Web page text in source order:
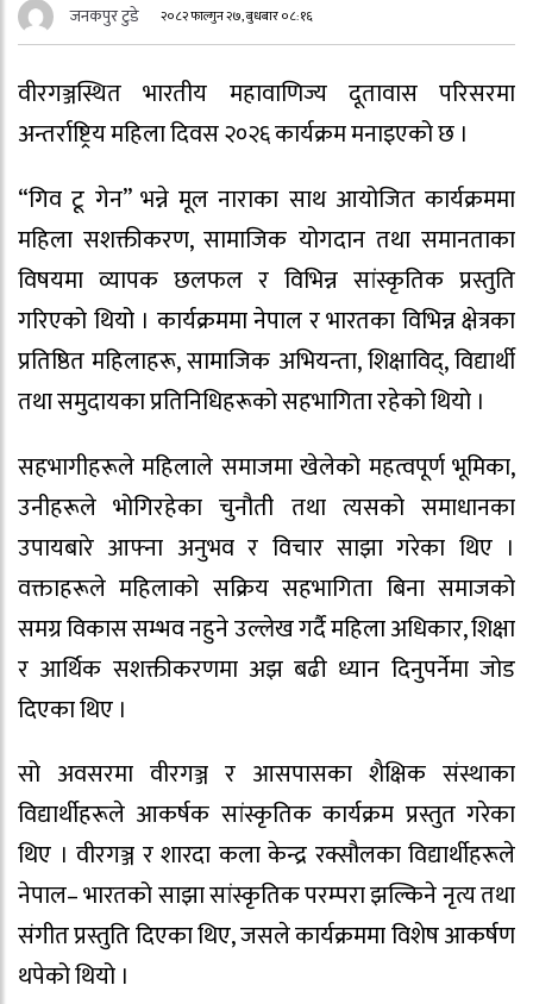
जनकपुर टुडे २०८२ फाल्गुन २७, बुधबार ०८:१६
वीरगञ्जस्थित भारतीय महावाणिज्य दूतावास परिसरमा
अन्तर्राष्ट्रिय महिला दिवस २०२६ कार्यक्रम मनाइएको छ ।
“गिव टू गेन” भन्ने मूल नाराका साथ आयोजित कार्यक्रममा
महिला सशक्तीकरण, सामाजिक योगदान तथा समानताका
विषयमा व्यापक छलफल र विभिन्न सांस्कृतिक प्रस्तुति
गरिएको थियो । कार्यक्रममा नेपाल र भारतका विभिन्न क्षेत्रका
प्रतिष्ठित महिलाहरू, सामाजिक अभियन्ता, शिक्षाविद्, विद्यार्थी
तथा समुदायका प्रतिनिधिहरूको सहभागिता रहेको थियो ।
सहभागीहरूले महिलाले समाजमा खेलेको महत्वपूर्ण भूमिका,
उनीहरूले भोगिरहेका चुनौती तथा त्यसको समाधानका
उपायबारे आफ्ना अनुभव र विचार साझा गरेका थिए ।
वक्ताहरूले महिलाको सक्रिय सहभागिता बिना समाजको
समग्र विकास सम्भव नहुने उल्लेख गर्दै महिला अधिकार, शिक्षा
र आर्थिक सशक्तीकरणमा अझ बढी ध्यान दिनुपर्नेमा जोड
दिएका थिए ।
सो अवसरमा वीरगञ्ज र आसपासका शैक्षिक संस्थाका
विद्यार्थीहरूले आकर्षक सांस्कृतिक कार्यक्रम प्रस्तुत गरेका
थिए । वीरगञ्ज र शारदा कला केन्द्र रक्सौलका विद्यार्थीहरूले
नेपाल– भारतको साझा सांस्कृतिक परम्परा झल्किने नृत्य तथा
संगीत प्रस्तुति दिएका थिए, जसले कार्यक्रममा विशेष आकर्षण
थपेको थियो ।